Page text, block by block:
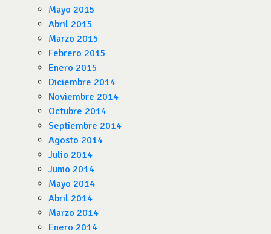
Mayo 2015
Abril 2015
Marzo 2015
Febrero 2015
Enero 2015
Diciembre 2014
Noviembre 2014
Octubre 2014
Septiembre 2014
Agosto 2014
Julio 2014
Junio 2014
Mayo 2014
Abril 2014
Marzo 2014
Enero 2014